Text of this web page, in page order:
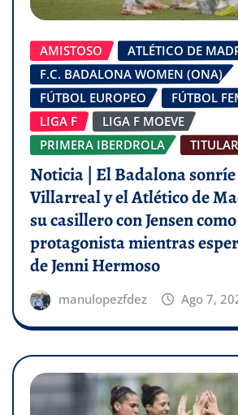
AMISTOSO
ATLÉTICO DE
F.C. BADALONA WOMEN (ONA)
FÚTBOL EUROPEO
FÚTBOL
LIGA F
LIGA F MOEVE
PRIMERA IBERDROLA
Noticia | El Badalona
Villarreal y el Atlético de
su casillero con Jensen como
protagonista mientras
de Jenni Hermoso
manulopezfdez Ago 7,